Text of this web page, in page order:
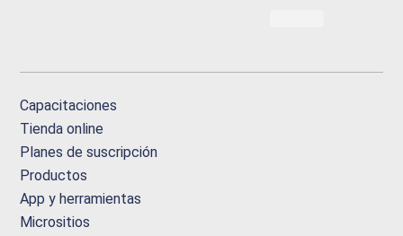
Capacitaciones
Tienda online
Planes de suscripción
Productos
App y herramientas
Micrositios